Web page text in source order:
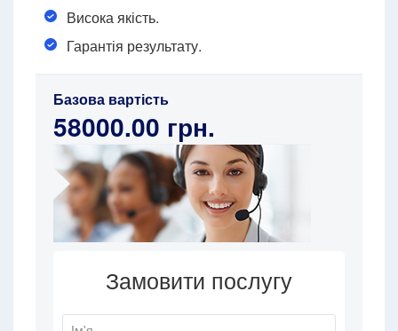
Висока якість.
Гарантія результату.
Базова вартість
58000.00 грн.